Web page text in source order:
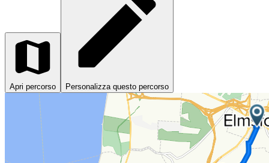
Apri percorso Personalizza questo percorso